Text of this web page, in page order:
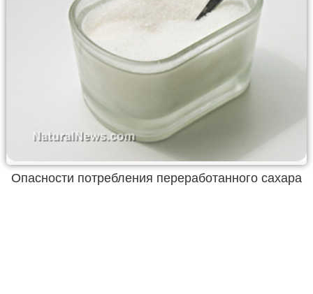
Опасности потребления переработанного сахара